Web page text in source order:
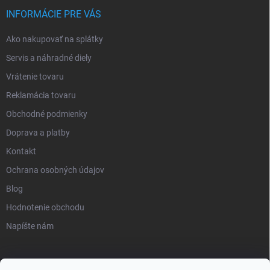
INFORMÁCIE PRE VÁS
Ako nakupovať na splátky
Servis a náhradné diely
Vrátenie tovaru
Reklamácia tovaru
Obchodné podmienky
Doprava a platby
Kontakt
Ochrana osobných údajov
Blog
Hodnotenie obchodu
Napíšte nám